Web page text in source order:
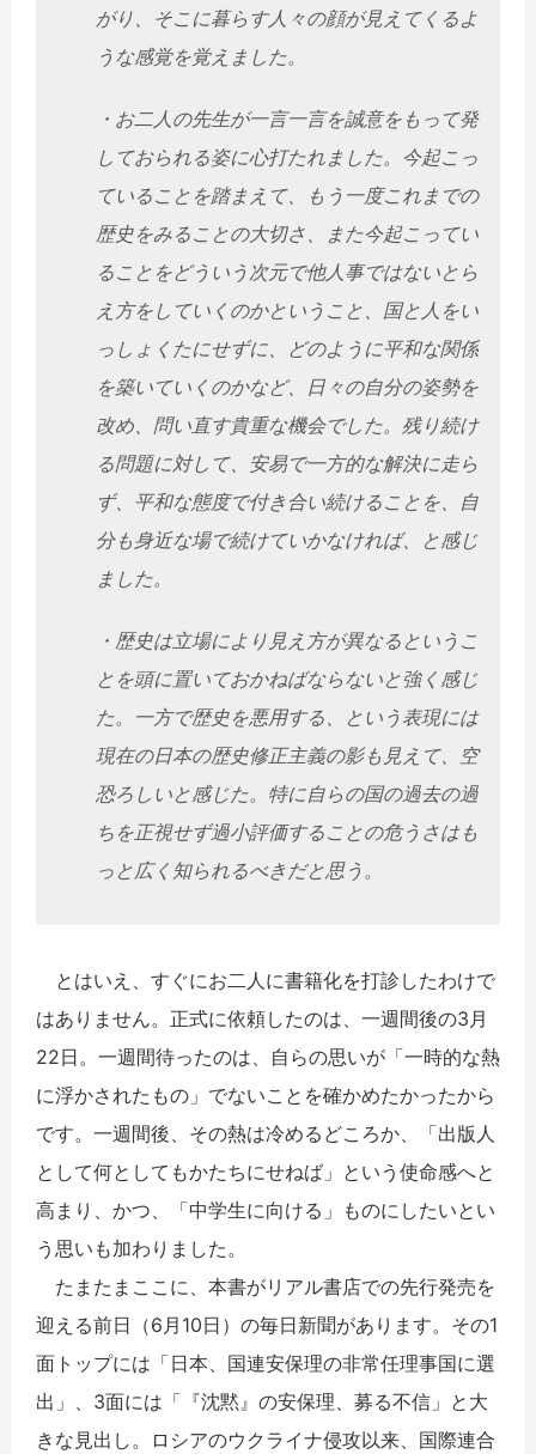
がり、そこに暮らす人々の顔が見えてくるよ
うな感覚を覚えました。
・お二人の先生が一言一言を誠意をもって発
しておられる姿に心打たれました。今起こっ
ていることを踏まえて、もう一度これまでの
歴史をみることの大切さ、また今起こってい
ることをどういう次元で他人事ではないとら
え方をしていくのかということ、国と人をい
っしょくたにせずに、どのように平和な関係
を築いていくのかなど、日々の自分の姿勢を
改め、問い直す貴重な機会でした。残り続け
る問題に対して、安易で一方的な解決に走ら
ず、平和な態度で付き合い続けることを、自
分も身近な場で続けていかなければ、と感じ
ました。
・歴史は立場により見え方が異なるというこ
とを頭に置いておかねばならないと強く感じ
た。一方で歴史を悪用する、という表現には
現在の日本の歴史修正主義の影も見えて、空
恐ろしいと感じた。特に自らの国の過去の過
ちを正視せず過小評価することの危うさはも
っと広く知られるべきだと思う。
とはいえ、すぐにお二人に書籍化を打診したわけで
はありません。正式に依頼したのは、一週間後の3月
22日。一週間待ったのは、自らの思いが「一時的な熱
に浮かされたもの」でないことを確かめたかったから
です。一週間後、その熱は冷めるどころか、「出版人
として何としてもかたちにせねば」という使命感へと
高まり、かつ、「中学生に向ける」ものにしたいとい
う思いも加わりました。
たまたまここに、本書がリアル書店での先行発売を
迎える前日（6月10日）の毎日新聞があります。その1
面トップには「日本、国連安保理の非常任理事国に選
出」、3面には「『沈黙』の安保理、募る不信」と大
きな見出し。ロシアのウクライナ侵攻以来、国際連合